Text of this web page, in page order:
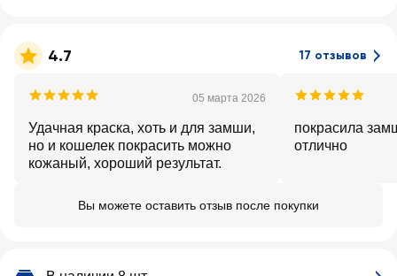
4.7 17 отзывов
05 марта 2026
Удачная краска, хоть и для замши,
но и кошелек покрасить можно
кожаный, хороший результат.
покрасила
отлично
Вы можете оставить отзыв после покупки